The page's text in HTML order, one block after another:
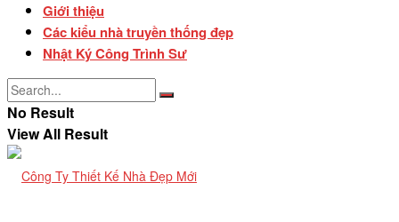
Giới thiệu
Các kiểu nhà truyền thống đẹp
Nhật Ký Công Trình Sư
No Result
View All Result